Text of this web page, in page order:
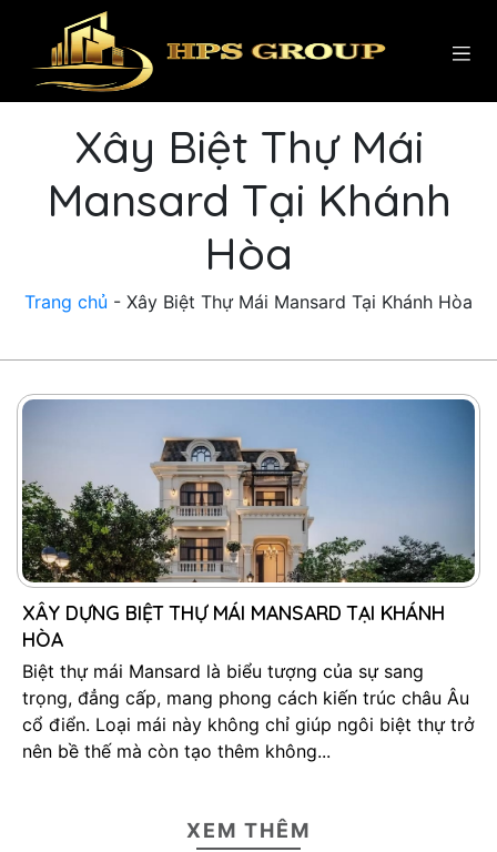
Xây Biệt Thự Mái
Mansard Tại Khánh
Hòa
Trang chủ - Xây Biệt Thự Mái Mansard Tại Khánh Hòa
XÂY DỰNG BIỆT THỰ MÁI MANSARD TẠI KHÁNH
HÒA
Biệt thự mái Mansard là biểu tượng của sự sang
trọng, đẳng cấp, mang phong cách kiến trúc châu Âu
cổ điển. Loại mái này không chỉ giúp ngôi biệt thự trở
nên bề thế mà còn tạo thêm không...
XEM THÊM